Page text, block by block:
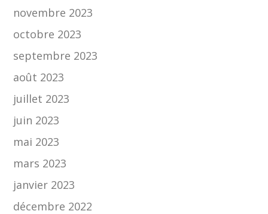
novembre 2023
octobre 2023
septembre 2023
août 2023
juillet 2023
juin 2023
mai 2023
mars 2023
janvier 2023
décembre 2022